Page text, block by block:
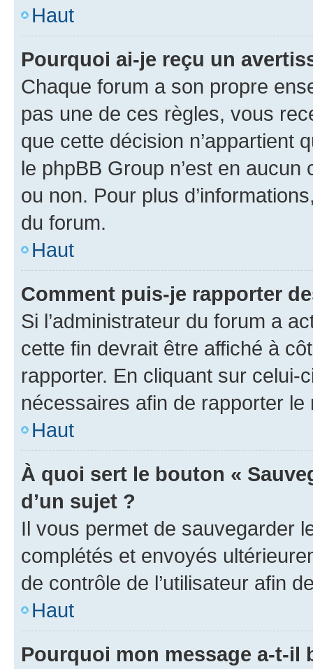
Haut
Pourquoi ai-je reçu un
Chaque forum a son propre
pas une de ces règles, vous
que cette décision n’appartient
le phpBB Group n’est en
ou non. Pour plus
du forum.
Haut
Comment puis-je rapporter
Si l’administrateur du forum a
cette fin devrait être affiché à
rapporter. En cliquant sur
nécessaires afin de rapporter le
Haut
À quoi sert le bouton «
d’un sujet ?
Il vous permet de sauvegarder
complétés et envoyés
de contrôle de l’utilisateur afin
Haut
Pourquoi mon message a-t-il